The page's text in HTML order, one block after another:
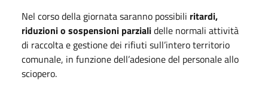
Nel corso della giornata saranno possibili ritardi,
riduzioni o sospensioni parzialidelle normali attività
di raccolta e gestione dei rifiuti sull’intero territorio
comunale, in funzione dell’adesione del personale allo
sciopero.